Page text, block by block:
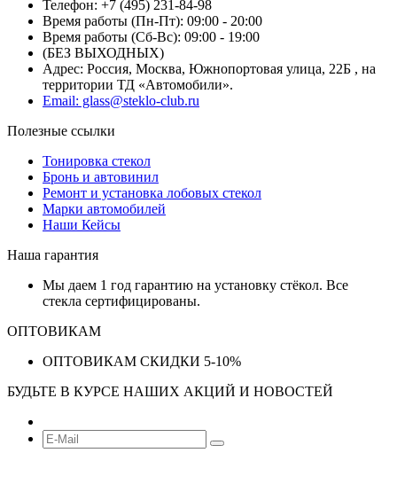
Телефон: +7 (495) 231-84-98
Время работы (Пн-Пт): 09:00 - 20:00
Время работы (Сб-Вс): 09:00 - 19:00
(БЕЗ ВЫХОДНЫХ)
Адрес: Россия, Москва, Южнопортовая улица, 22Б , на
территории ТД «Автомобили».
Email: glass@steklo-club.ru
Полезные ссылки
Тонировка стекол
Бронь и автовинил
Ремонт и установка лобовых стекол
Марки автомобилей
Наши Кейсы
Наша гарантия
Мы даем 1 год гарантию на установку стёкол. Все
стекла сертифицированы.
ОПТОВИКАМ
ОПТОВИКАМ СКИДКИ 5-10%
БУДЬТЕ В КУРСЕ НАШИХ АКЦИЙ И НОВОСТЕЙ